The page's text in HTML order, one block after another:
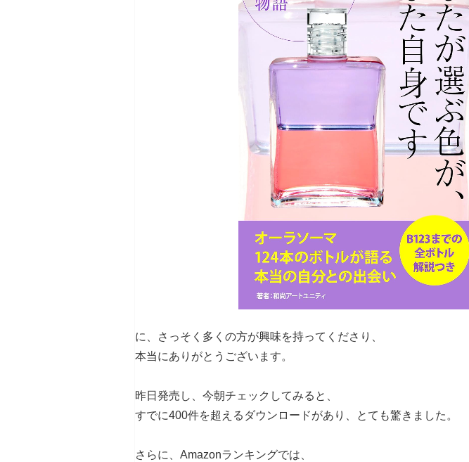
に、さっそく多くの方が興味を持ってくださり、
本当にありがとうございます。
昨日発売し、今朝チェックしてみると、
すでに400件を超えるダウンロードがあり、とても驚きました。
さらに、Amazonランキングでは、